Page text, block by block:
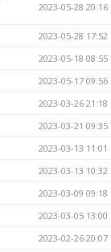
2023-05-28 20:16
2023-05-28 17:52
2023-05-18 08:55
2023-05-17 09:56
2023-03-26 21:18
2023-03-21 09:35
2023-03-13 11:01
2023-03-13 10:32
2023-03-09 09:18
2023-03-05 13:00
2023-02-26 20:07